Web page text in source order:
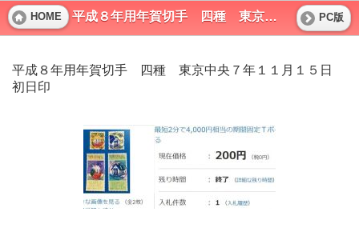
HOME 平成８年用年賀切手 四種 東京中央７年１１月１５日 初日印 PC版
平成８年用年賀切手 四種 東京中央７年１１月１５日
初日印